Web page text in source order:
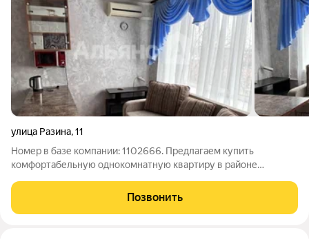
улица Разина,11
Номер в базе компании: 1102666. Предлагаем купить
комфортабельную однокомнатную квартиру в районе
Квартира площадью 34 квадратных метров расположена на 4
этаже 5 этажного кирпичного дома. Планировка
Позвонить